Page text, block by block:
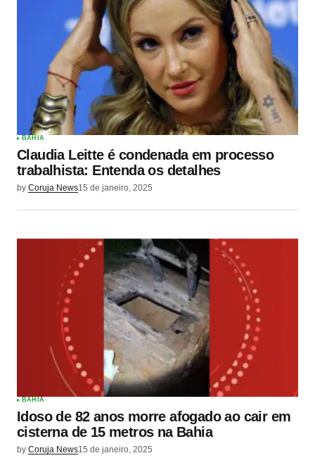
BAHIA
Claudia Leitte é condenada em processo
trabalhista: Entenda os detalhes
by Coruja News15 de janeiro, 2025
BAHIA
Idoso de 82 anos morre afogado ao cair em
cisterna de 15 metros na Bahia
by Coruja News15 de janeiro, 2025